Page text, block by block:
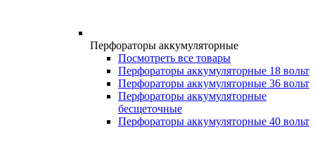
Перфораторы аккумуляторные
Посмотреть все товары
Перфораторы аккумуляторные 18 вольт
Перфораторы аккумуляторные 36 вольт
Перфораторы аккумуляторные
бесщеточные
Перфораторы аккумуляторные 40 вольт